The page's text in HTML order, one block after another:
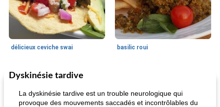
délicieux ceviche swai basilic roui
Déjeuner / Snacks
Dyskinésie tardive
La dyskinésie tardive est un trouble neurologique qui
provoque des mouvements saccadés et incontrôlables du